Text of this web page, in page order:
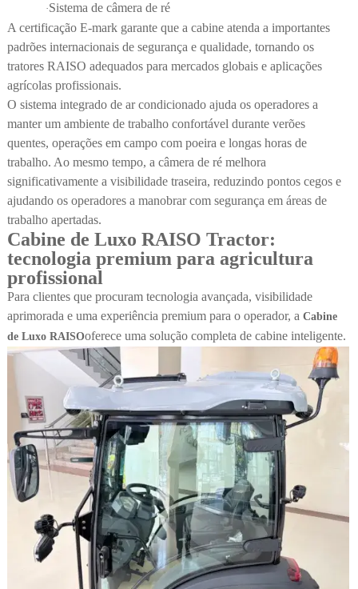
·Sistema de câmera de ré
A certificação E-mark garante que a cabine atenda a importantes
padrões internacionais de segurança e qualidade, tornando os
tratores RAISO adequados para mercados globais e aplicações
agrícolas profissionais.
O sistema integrado de ar condicionado ajuda os operadores a
manter um ambiente de trabalho confortável durante verões
quentes, operações em campo com poeira e longas horas de
trabalho. Ao mesmo tempo, a câmera de ré melhora
significativamente a visibilidade traseira, reduzindo pontos cegos e
ajudando os operadores a manobrar com segurança em áreas de
trabalho apertadas.
Cabine de Luxo RAISO Tractor:
tecnologia premium para agricultura
profissional
Para clientes que procuram tecnologia avançada, visibilidade
aprimorada e uma experiência premium para o operador, a Cabine
de Luxo RAISOoferece uma solução completa de cabine inteligente.